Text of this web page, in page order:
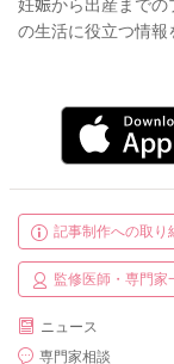
妊娠から出産までの
の生活に役立つ情報
記事制作への取り
監修医師・専門家
ニュース
専門家相談